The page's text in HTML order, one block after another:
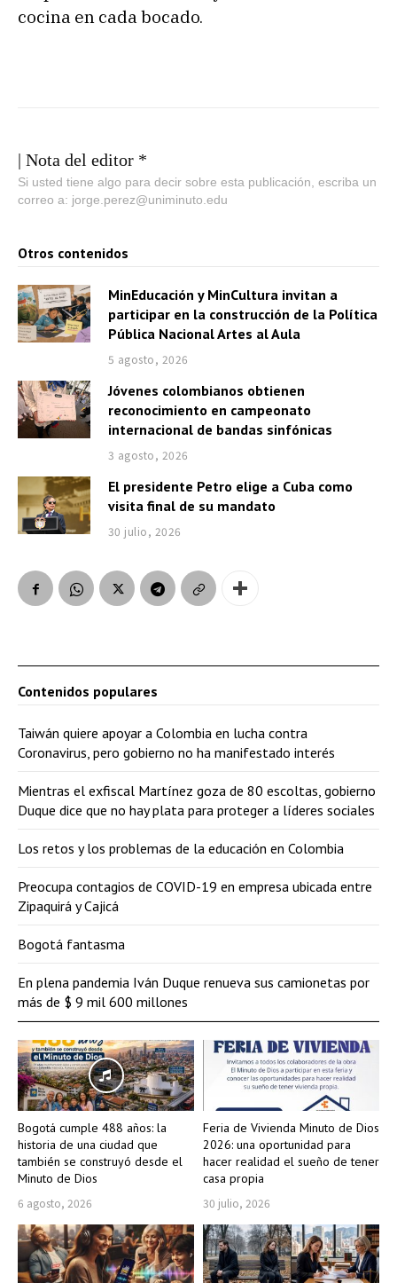
cocina en cada bocado.
| Nota del editor *
Si usted tiene algo para decir sobre esta publicación, escriba un
correo a: jorge.perez@uniminuto.edu
Otros contenidos
MinEducación y MinCultura invitan a
participar en la construcción de la Política
Pública Nacional Artes al Aula
5 agosto, 2026
Jóvenes colombianos obtienen
reconocimiento en campeonato
internacional de bandas sinfónicas
3 agosto, 2026
El presidente Petro elige a Cuba como
visita final de su mandato
30 julio, 2026
Bogotá cumple 488 años: la
historia de una ciudad que
también se construyó desde el
Minuto de Dios
6 agosto, 2026
Feria de Vivienda Minuto de Dios
2026: una oportunidad para
hacer realidad el sueño de tener
casa propia
30 julio, 2026
Contenidos populares
Taiwán quiere apoyar a Colombia en lucha contra
Coronavirus, pero gobierno no ha manifestado interés
Mientras el exfiscal Martínez goza de 80 escoltas, gobierno
Duque dice que no hay plata para proteger a líderes sociales
Los retos y los problemas de la educación en Colombia
Preocupa contagios de COVID-19 en empresa ubicada entre
Zipaquirá y Cajicá
Bogotá fantasma
En plena pandemia Iván Duque renueva sus camionetas por
más de $ 9 mil 600 millones